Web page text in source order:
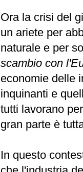
Ora la crisi del
un ariete per
naturale e per
scambio con
economie delle
inquinanti e
tutti lavorano
gran parte è
In questo